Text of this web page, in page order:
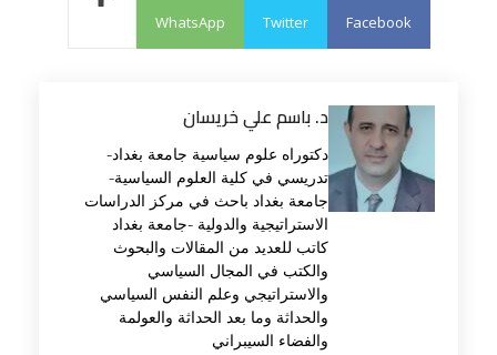
Facebook
Twitter
WhatsApp
د. باسم علي خريسان
دكتوراه علوم سياسية جامعة بغداد-
تدريسي في كلية العلوم السياسية-
جامعة بغداد باحث في مركز الدراسات
الاستراتيجية والدولية -جامعة بغداد
كاتب للعديد من المقالات والبحوث
والكتب في المجال السياسي
والاستراتيجي وعلم النفس السياسي
والحداثة وما بعد الحداثة والعولمة
والفضاء السيبراني